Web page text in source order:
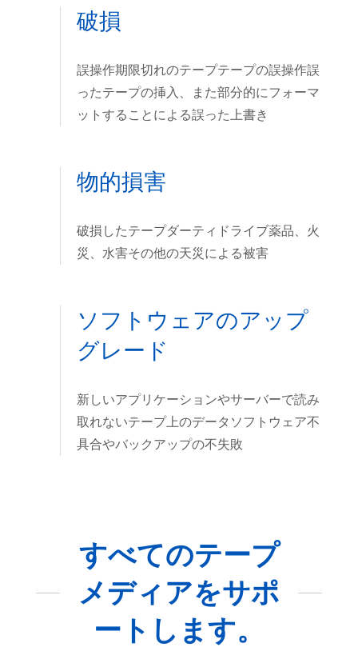
破損
誤操作期限切れのテープテープの誤操作誤
ったテープの挿入、また部分的にフォーマ
ットすることによる誤った上書き
物的損害
破損したテープダーティドライブ薬品、火
災、水害その他の天災による被害
ソフトウェアのアップ
グレード
新しいアプリケーションやサーバーで読み
取れないテープ上のデータソフトウェア不
具合やバックアップの不失敗
すべてのテープ
メディアをサポ
ートします。